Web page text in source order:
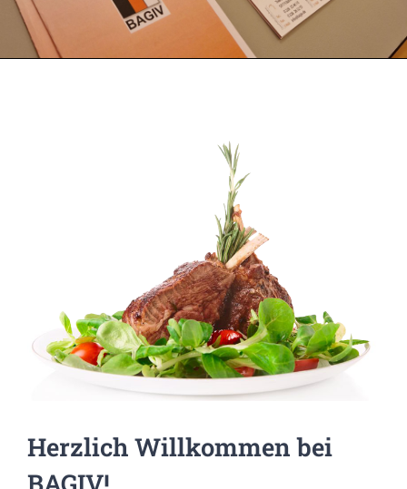
Herzlich Willkommen bei